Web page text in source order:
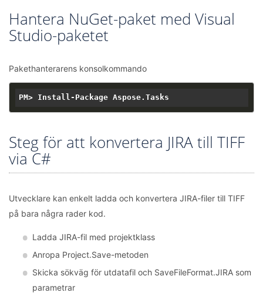
Hantera NuGet-paket med Visual
Studio-paketet
Pakethanterarens konsolkommando
Steg för att konvertera JIRA till TIFF
via C#
Utvecklare kan enkelt ladda och konvertera JIRA-filer till TIFF
på bara några rader kod.
Ladda JIRA-fil med projektklass
Anropa Project.Save-metoden
Skicka sökväg för utdatafil och SaveFileFormat.JIRA som
parametrar